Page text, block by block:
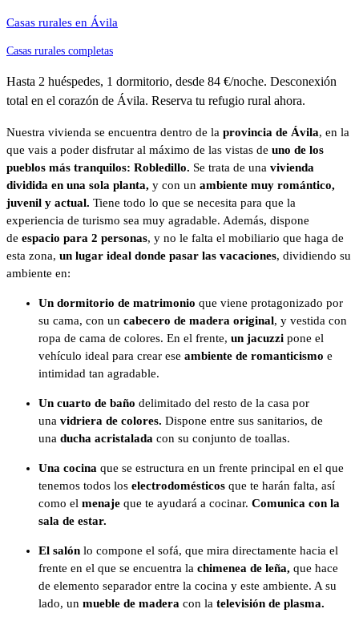
Casas rurales en Ávila
Casas rurales completas
Hasta 2 huéspedes, 1 dormitorio, desde 84 €/noche. Desconexión
total en el corazón de Ávila. Reserva tu refugio rural ahora.
Nuestra vivienda se encuentra dentro de la provincia de Ávila, en la
que vais a poder disfrutar al máximo de las vistas de uno de los
pueblos más tranquilos: Robledillo. Se trata de una vivienda
dividida en una sola planta, y con un ambiente muy romántico,
juvenil y actual. Tiene todo lo que se necesita para que la
experiencia de turismo sea muy agradable. Además, dispone
de espacio para 2 personas, y no le falta el mobiliario que haga de
esta zona, un lugar ideal donde pasar las vacaciones, dividiendo su
ambiente en:
Un dormitorio de matrimonio que viene protagonizado por
su cama, con un cabecero de madera original, y vestida con
ropa de cama de colores. En el frente, un jacuzzi pone el
vehículo ideal para crear ese ambiente de romanticismo e
intimidad tan agradable.
Un cuarto de baño delimitado del resto de la casa por
una vidriera de colores. Dispone entre sus sanitarios, de
una ducha acristalada con su conjunto de toallas.
Una cocina que se estructura en un frente principal en el que
tenemos todos los electrodomésticos que te harán falta, así
como el menaje que te ayudará a cocinar. Comunica con la
sala de estar.
El salón lo compone el sofá, que mira directamente hacia el
frente en el que se encuentra la chimenea de leña, que hace
de elemento separador entre la cocina y este ambiente. A su
lado, un mueble de madera con la televisión de plasma.